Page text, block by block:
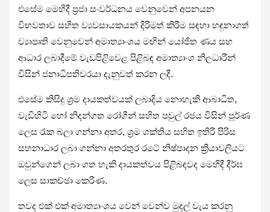
එසේම මෙහිදී ප්‍රජා සංවර්ධනය වෙනුවෙන් අපනයන
විභවතාව සහිත ව්‍යවසායකයන් දිරිමත් කිරීම සඳහා හඳුනාගත්
ව්‍යාපෘති වෙනුවෙන් අමාත්‍යාංශය මඟින් යෝජිත ණය සහ
ආධාර ලබාදීමේ වැඩපිළිවෙළ පිළිබඳ අමාත්‍යාංශ නිලධාරීන්
විසින් ජනාධිපතිවරයා දැනුවත් කරන ලදී.
එසේම කිසිදු ශ්‍රම දායකත්වයක් ලබාදිය නොහැකි ආබාධිත,
වැඩිහිටි හෝ නිදන්ගත රෝගීන් සහිත පවුල් රජය විසින් පූර්ණ
ලෙස රැක බලා ගන්නා අතර, ශ්‍රම ශක්තිය සහිත ඉතිරි පිරිස
සහනාධාර ලබා ගන්නා අතරතුර රටේ නිෂ්පාදන ක්‍රියාවලියට
ඔවුන්ගෙන් ලබා ගත හැකි දායකත්වය පිළිබඳවද මෙහිදී දීර්ඝ
ලෙස සාකච්ඡා කෙරිණ.
තවද එක් එක් අමාත්‍යාංශය වෙන් වෙන්ව මුදල් වැය කරනු